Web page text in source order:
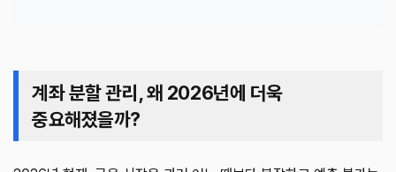
계좌 분할 관리, 왜 2026년에 더욱
중요해졌을까?